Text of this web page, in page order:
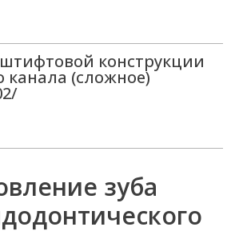
конструкции
канала (сложное)
зуба